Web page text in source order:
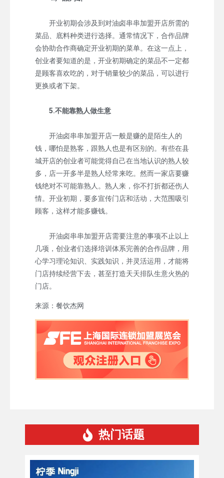
开业初期会涉及到对油卤串串加盟开店所需的
菜品、底料种类进行选择。通常情况下，合作品牌
会协助合作商确定开业初期的菜单。在这一点上，
创业者要知道的是，开业初期确定的菜品不一定都
是顾客喜欢吃的，对于销量较少的菜品，可以进行
更换或者下架。
5.不能靠熟人做生意
开油卤串串加盟开店一般是赚的是陌生人的
钱，哪怕是熟客，跟熟人也是有区别的。有些在县
城开店的创业者可能觉得自己在当地认识的熟人较
多，店一开多半是熟人经常来吃。然而一家店要赚
钱绝对不可能靠熟人。熟人来，你不打折都还伤人
情。开业初期，要多宣传门店和活动，大范围吸引
顾客，这样才能多赚钱。
开油卤串串加盟开店需要注意的事项不止以上
几项，创业者们选择培训体系完善的合作品牌，用
心学习理论知识、实践知识，并灵活运用，才能将
门店持续经营下去，甚至打造天天排队生意火热的
门店。
来源：餐饮杰网
热门话题